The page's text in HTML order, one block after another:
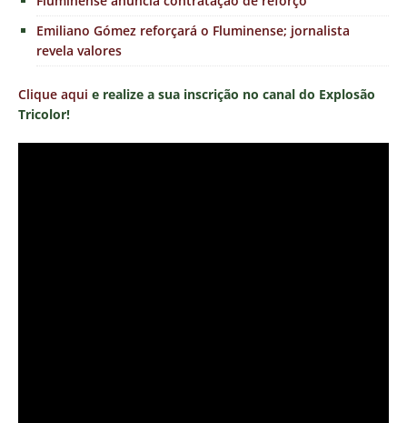
Emiliano Gómez reforçará o Fluminense; jornalista
revela valores
Clique aqui e realize a sua inscrição no canal do Explosão
Tricolor!